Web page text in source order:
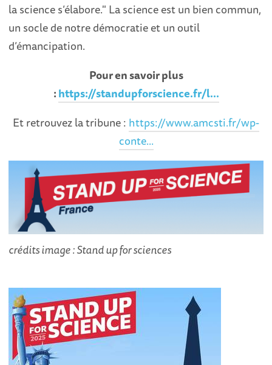
la science s’élabore." La science est un bien commun,
un socle de notre démocratie et un outil
d’émancipation.
Pour en savoir plus
:https://standupforscience.fr/l...
Et retrouvez la tribune : https://www.amcsti.fr/wp-
conte...
crédits image : Stand up for sciences